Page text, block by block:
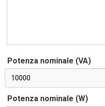
Potenza nominale (VA)
10000
Potenza nominale (W)